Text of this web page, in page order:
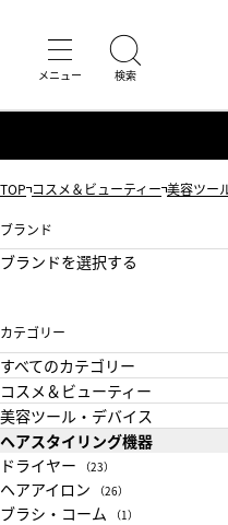
TOP コスメ＆ビューティー 美容ツー
ブランド
ブランドを選択する
カテゴリー
すべてのカテゴリー
コスメ＆ビューティー
美容ツール・デバイス
ヘアスタイリング機器
ドライヤー
（23）
ヘアアイロン （26）
ブラシ・コーム （1）